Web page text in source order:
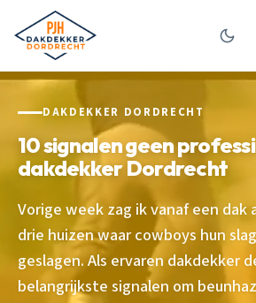
DAKDEKKER DORDRECHT
10 signalen geen
dakdekker Dordrecht
Vorige week zag ik vanaf een dak
drie huizen waar cowboys hun
geslagen. Als ervaren dakdekker
belangrijkste signalen om